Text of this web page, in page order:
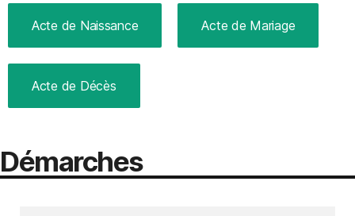
Acte de Naissance Acte de Mariage
Acte de Décès
Démarches